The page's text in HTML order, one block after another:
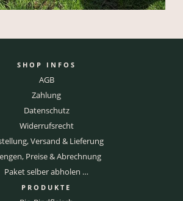
SHOP INFOS
AGB
Zahlung
Datenschutz
Widerrufsrecht
Versand & Lieferung
Preise & Abrechnung
Paket selber abholen …
PRODUKTE